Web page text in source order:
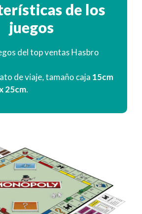
de los
juegos
del top ventas Hasbro
de viaje, tamaño caja 15cm
25cm.